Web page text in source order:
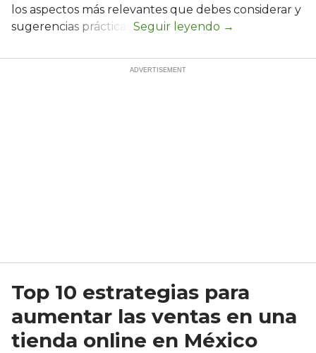
los aspectos más relevantes que debes considerar y
sugerencias prácticas.
Top 10 estrategias para
aumentar las ventas en una
tienda online en México